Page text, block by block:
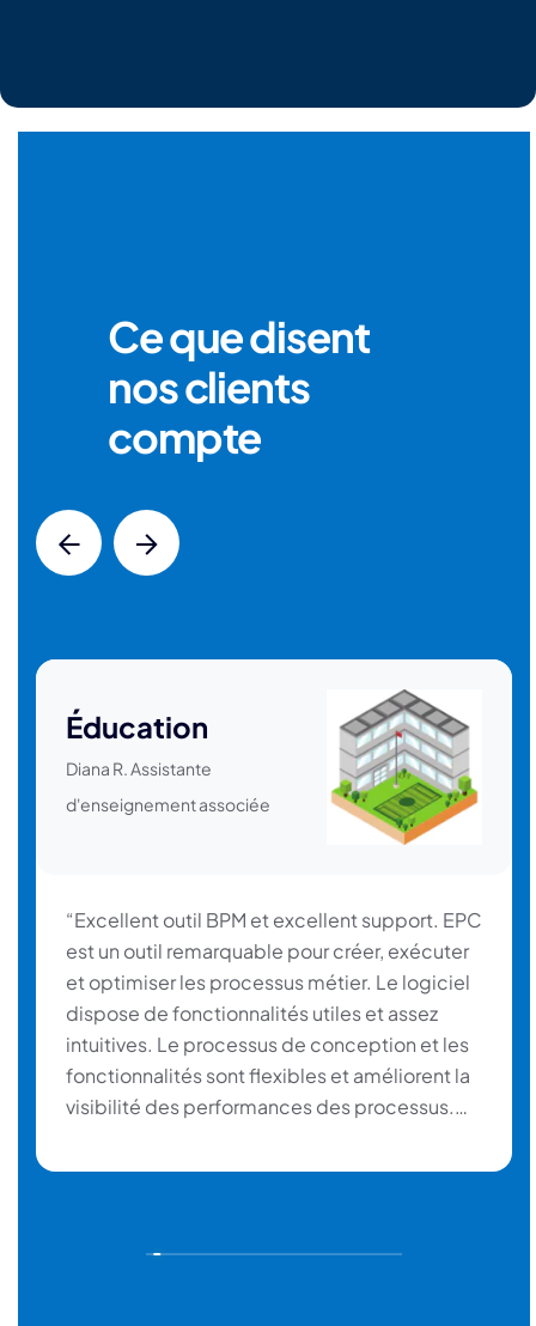
Ce que disent
nos clients
compte
Éducation
Diana R. Assistante
d'enseignement associée
“Excellent outil BPM et excellent support. EPC
est un outil remarquable pour créer, exécuter
et optimiser les processus métier. Le logiciel
dispose de fonctionnalités utiles et assez
intuitives. Le processus de conception et les
fonctionnalités sont flexibles et améliorent la
visibilité des performances des processus.
problèmes, le service d'assistance a répondu